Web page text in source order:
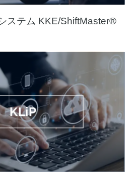
ステム KKE/ShiftMaster®
KLiP